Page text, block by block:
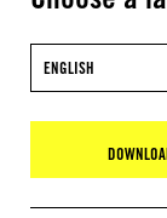
ENGLISH